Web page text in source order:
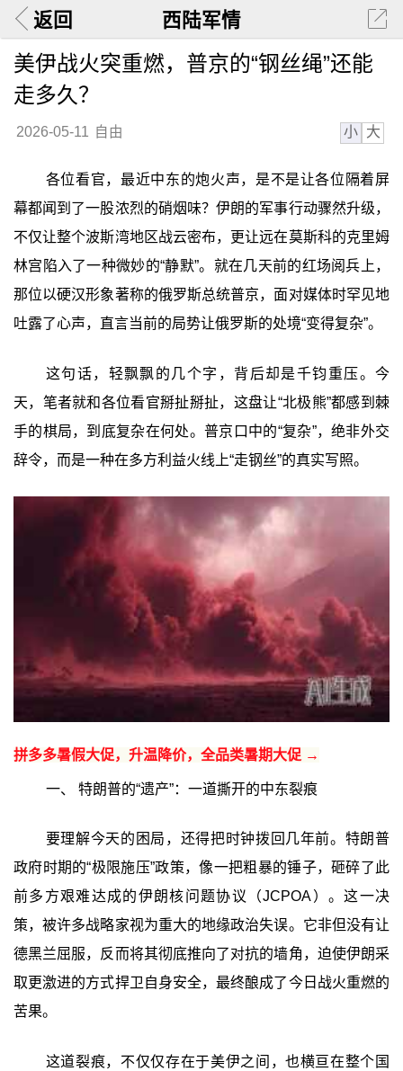
返回 西陆军情
美伊战火突重燃，普京的“钢丝绳”还能
走多久？
2026-05-11 自由 小 大
各位看官，最近中东的炮火声，是不是让各位隔着屏
幕都闻到了一股浓烈的硝烟味？伊朗的军事行动骤然升级，
不仅让整个波斯湾地区战云密布，更让远在莫斯科的克里姆
林宫陷入了一种微妙的“静默”。就在几天前的红场阅兵上，
那位以硬汉形象著称的俄罗斯总统普京，面对媒体时罕见地
吐露了心声，直言当前的局势让俄罗斯的处境“变得复杂”。
这句话，轻飘飘的几个字，背后却是千钧重压。今
天，笔者就和各位看官掰扯掰扯，这盘让“北极熊”都感到棘
手的棋局，到底复杂在何处。普京口中的“复杂”，绝非外交
辞令，而是一种在多方利益火线上“走钢丝”的真实写照。
拼多多暑假大促，升温降价，全品类暑期大促 →
一、 特朗普的“遗产”：一道撕开的中东裂痕
要理解今天的困局，还得把时钟拨回几年前。特朗普
政府时期的“极限施压”政策，像一把粗暴的锤子，砸碎了此
前多方艰难达成的伊朗核问题协议（JCPOA）。这一决
策，被许多战略家视为重大的地缘政治失误。它非但没有让
德黑兰屈服，反而将其彻底推向了对抗的墙角，迫使伊朗采
取更激进的方式捍卫自身安全，最终酿成了今日战火重燃的
苦果。
这道裂痕，不仅仅存在于美伊之间，也横亘在整个国